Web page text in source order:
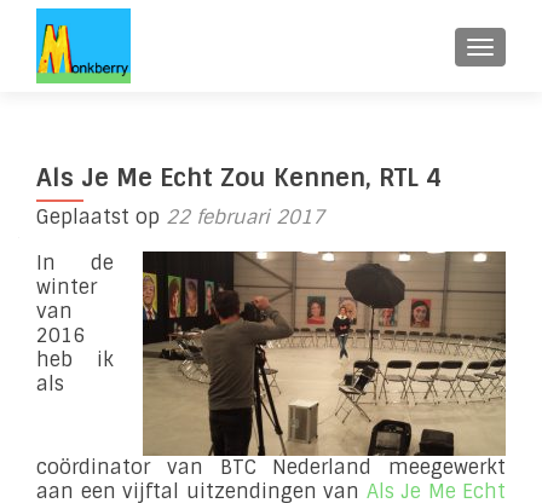
Als Je Me Echt Zou Kennen, RTL 4
Geplaatst op 22 februari 2017
In de
winter
van
2016
heb ik
als
coördinator van BTC Nederland meegewerkt
aan een vijftal uitzendingen van Als Je Me Echt